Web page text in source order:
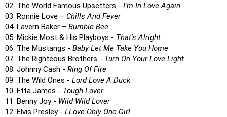
02. The World Famous Upsetters - I'm In Love Again
03. Ronnie Love – Chills And Fever
04. Lavern Baker – Bumble Bee
05. Mickie Most & His Playboys - That's Alright
06. The Mustangs - Baby Let Me Take You Home
07. The Righteous Brothers - Turn On Your Love Light
08. Johnny Cash - Ring Of Fire
09. The Wild Ones - Lord Love A Duck
10. Etta James - Tough Lover
11. Benny Joy - Wild Wild Lover
12. Elvis Presley - I Love Only One Girl